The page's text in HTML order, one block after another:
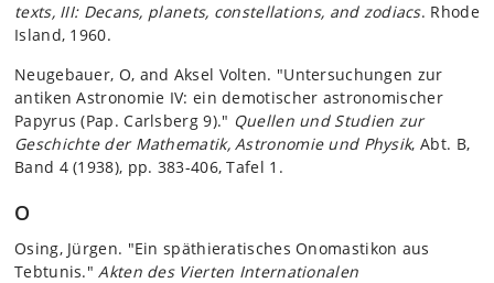
texts, III: Decans, planets, constellations, and zodiacs. Rhode
Island, 1960.
Neugebauer, O, and Aksel Volten. "Untersuchungen zur
antiken Astronomie IV: ein demotischer astronomischer
Papyrus (Pap. Carlsberg 9)." Quellen und Studien zur
Geschichte der Mathematik, Astronomie und Physik, Abt. B,
Band 4 (1938), pp. 383-406, Tafel 1.
O
Osing, Jürgen. "Ein späthieratisches Onomastikon aus
Tebtunis."Akten des Vierten Internationalen